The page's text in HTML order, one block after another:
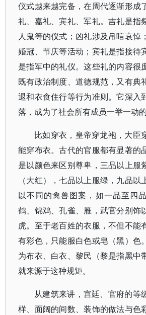
仪式越来越完备，在周代逐渐形成
礼、嘉礼、宾礼、军礼。吉礼是指
人鬼等的仪式；凶礼涉及吊唁哀悼
婚冠、节庆等活动；宾礼是指接待
是指军中的礼仪。这些礼的内容很
既有政治制度、道德规范，又有典
退和衣食住行等行为准则。它深入
落，成为了社会所有成员一举一动的
比如穿衣，皇帝穿龙袍，大臣
能穿布衣。古代的官服都有显著的
是以颜色来区别尊卑，三品以上服
（大红），七品以上服绿，九品以
以不同的禽兽图案，如一品至四
鹤、锦鸡、孔雀、雁，武官分别饰
虎。至于老百姓的衣服，不但不能
有彩色，只能服白色或皂（黑）色
为布衣、白衣、黎民（黎是指黑中
就来源于这种规矩。
从建筑来讲，宫廷、官府的等
样、面阔的间数、装饰的做法与色